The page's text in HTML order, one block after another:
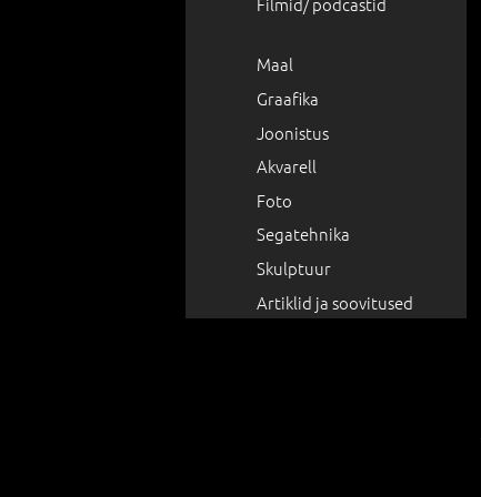
Maal
Graafika
Joonistus
Akvarell
Foto
Segatehnika
Skulptuur
Artiklid ja soovitused